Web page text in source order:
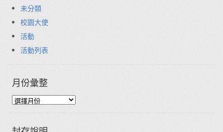
未分類
校園大使
活動
活動列表
月份彙整